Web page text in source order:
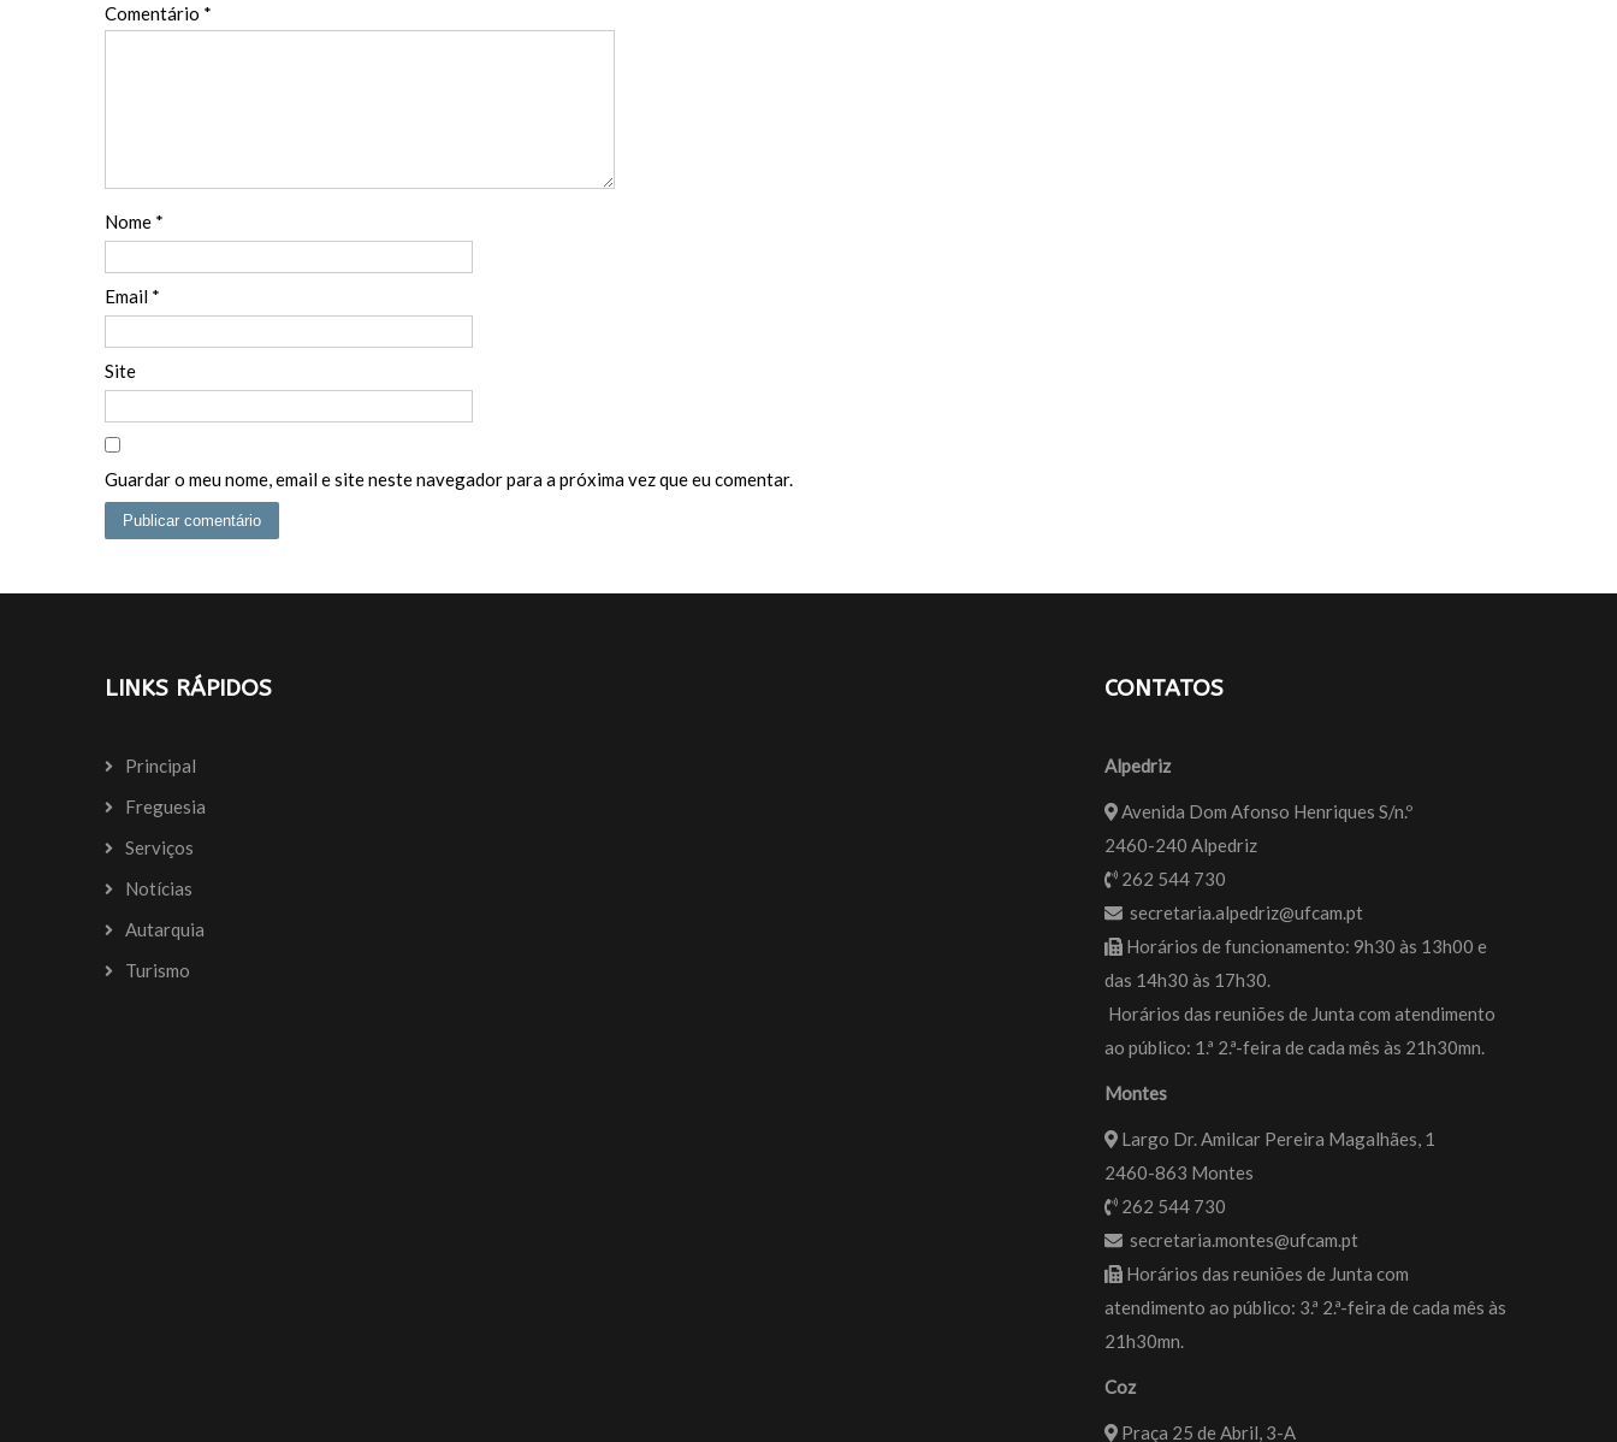
Comentário *
Nome *
Email *
Site
Guardar o meu nome, email e site neste navegador para a próxima vez que eu comentar.
LINKS RÁPIDOS
Principal
Freguesia
Serviços
Notícias
Autarquia
Turismo
CONTATOS
Alpedriz
Avenida Dom Afonso Henriques S/n.º
2460-240 Alpedriz
262 544 730
secretaria.alpedriz@ufcam.pt
Horários de funcionamento: 9h30 às 13h00 e
das 14h30 às 17h30.
Horários das reuniões de Junta com atendimento
ao público: 1.ª 2.ª-feira de cada mês às 21h30mn.
Montes
Largo Dr. Amilcar Pereira Magalhães, 1
2460-863 Montes
262 544 730
secretaria.montes@ufcam.pt
Horários das reuniões de Junta com
atendimento ao público: 3.ª 2.ª-feira de cada mês às
21h30mn.
Coz
Praça 25 de Abril, 3-A